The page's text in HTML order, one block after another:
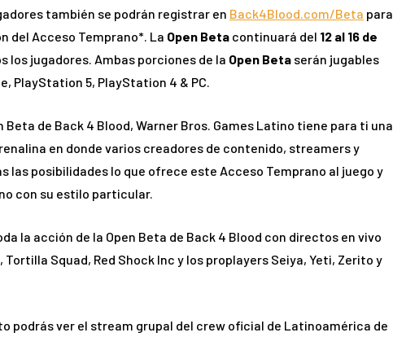
también se podrán registrar en Back4Blood.com/Beta para
del Acceso Temprano*. La Open Beta continuará del 12 al 16 de
los jugadores. Ambas porciones de la Open Beta serán jugables
PlayStation 5, PlayStation 4 & PC.
Beta de Back 4 Blood, Warner Bros. Games Latino tiene para ti una
en donde varios creadores de contenido, streamers y
las posibilidades lo que ofrece este Acceso Temprano al juego y
con su estilo particular.
la acción de la Open Beta de Back 4 Blood con directos en vivo
Tortilla Squad, Red Shock Inc y los proplayers Seiya, Yeti, Zerito y
podrás ver el stream grupal del crew oficial de Latinoamérica de